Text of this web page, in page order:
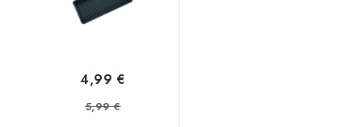
4,99 €
5,99 €